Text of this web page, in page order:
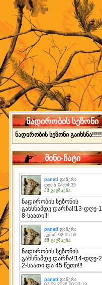
ნადირობის სეზონი
ნადირობის სეზონი გაიხსნა!!!!!
მინი-ჩატი